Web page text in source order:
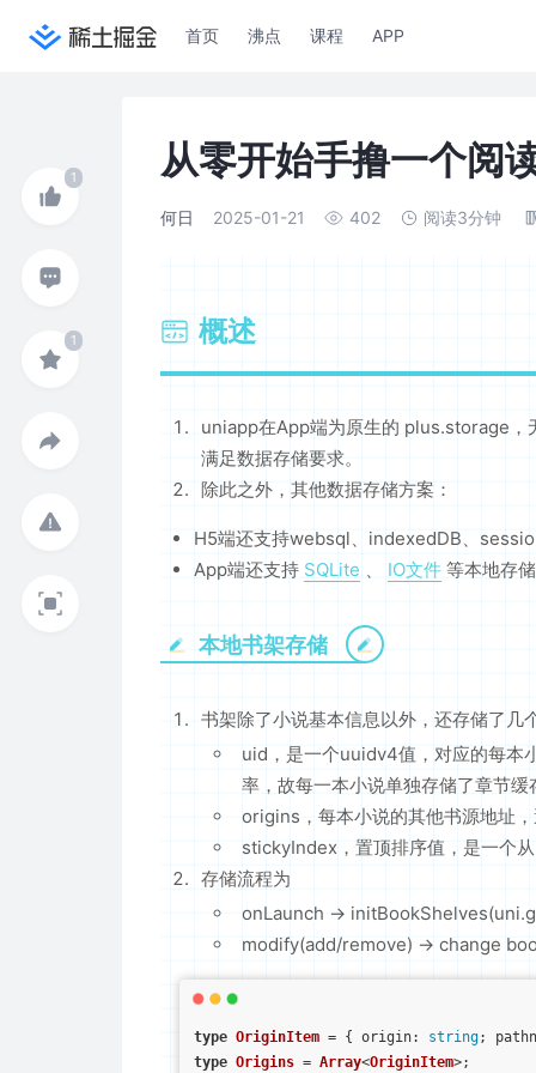
首页 沸点 课程 APP
从零开始手撸一个阅
何日 2025-01-21 402 阅读3分钟
概述
uniapp在App端为原生的 plus.storage，
满足数据存储要求。
除此之外，其他数据存储方案：
H5端还支持websql、indexedDB、
App端还支持 SQLite IO文件 等本地存
本地书架存储
书架除了小说基本信息以外，还存储了几
uid，是一个uuidv4值，对应的每本
率，故每一本小说单独存储了章节
origins，每本小说的其他书源地址
stickyIndex，置顶排序值，是一个
存储流程为
onLaunch ->
modify(add/remove) -> change
type OriginItem = { origin: string;
type Origins = Array<OriginItem>;